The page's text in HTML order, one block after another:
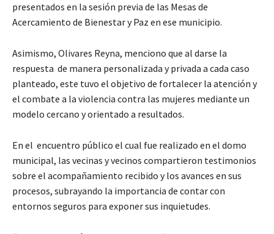
presentados en la sesión previa de las Mesas de
Acercamiento de Bienestar y Paz en ese municipio.
Asimismo, Olivares Reyna, menciono que al darse la
respuesta de manera personalizada y privada a cada caso
planteado, este tuvo el objetivo de fortalecer la atención y
el combate a la violencia contra las mujeres mediante un
modelo cercano y orientado a resultados.
En el encuentro público el cual fue realizado en el domo
municipal, las vecinas y vecinos compartieron testimonios
sobre el acompañamiento recibido y los avances en sus
procesos, subrayando la importancia de contar con
entornos seguros para exponer sus inquietudes.